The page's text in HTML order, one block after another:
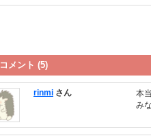
コメント (5)
rinmi さん
本
み